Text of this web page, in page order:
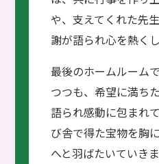
や、支えてくれた先
謝が語られ心を熱く
最後のホームルーム
つつも、希望に満ち
語られ感動に包まれ
び舎で得た宝物を胸
へと羽ばたいていき